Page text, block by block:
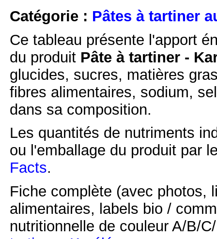
Catégorie : Pâtes à tartiner
Ce tableau présente l'apport
du produit Pâte à tartiner -
glucides, sucres, matières
fibres alimentaires, sodium,
dans sa composition.
Les quantités de nutriments
ou l'emballage du produit par
Facts.
Fiche complète (avec photos,
alimentaires, labels bio /
nutritionnelle de couleur A/B/